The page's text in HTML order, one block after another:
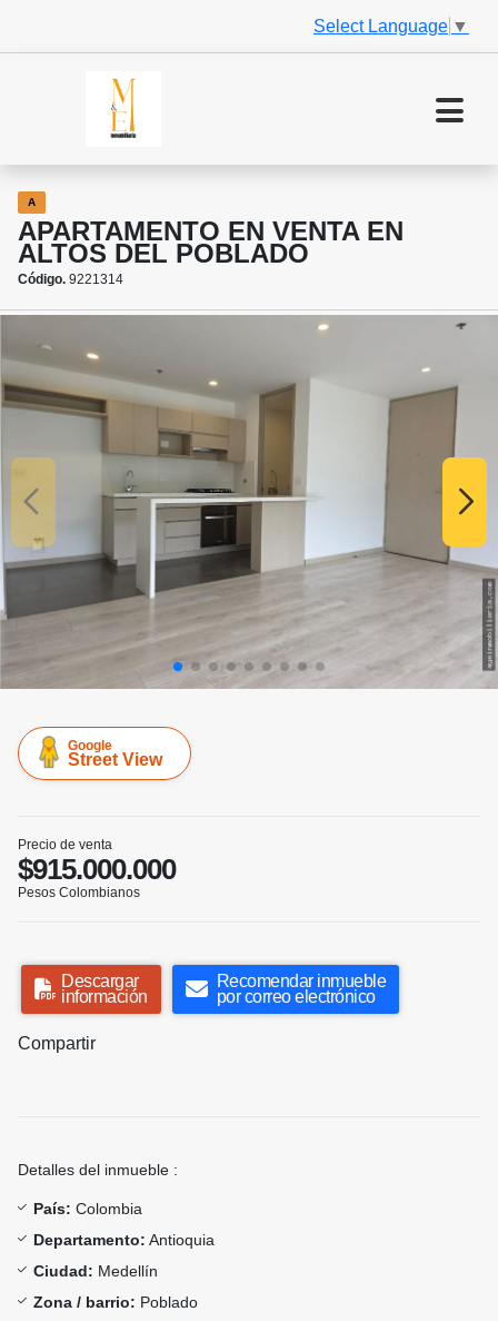
Select Language ▼
A
APARTAMENTO EN VENTA EN
ALTOS DEL POBLADO
Código. 9221314
Google
Street View
Precio de venta
$915.000.000
Pesos Colombianos
Descargar
información
Recomendar inmueble
por correo electrónico
Compartir
Detalles del inmueble :
País: Colombia
Departamento: Antioquia
Ciudad: Medellín
Zona / barrio: Poblado